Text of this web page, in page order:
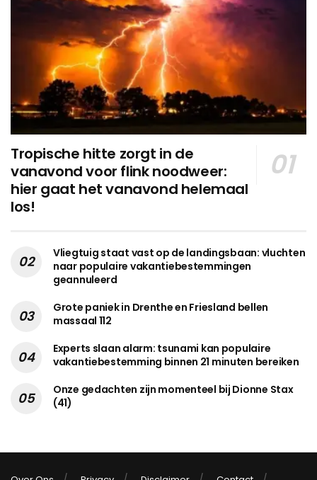
Tropische hitte zorgt in de
vanavond voor flink noodweer:
hier gaat het vanavond helemaal
los!
Vliegtuig staat vast op de landingsbaan: vluchten
naar populaire vakantiebestemmingen
geannuleerd
Grote paniek in Drenthe en Friesland bellen
massaal 112
Experts slaan alarm: tsunami kan populaire
vakantiebestemming binnen 21 minuten bereiken
Onze gedachten zijn momenteel bij Dionne Stax
(41)